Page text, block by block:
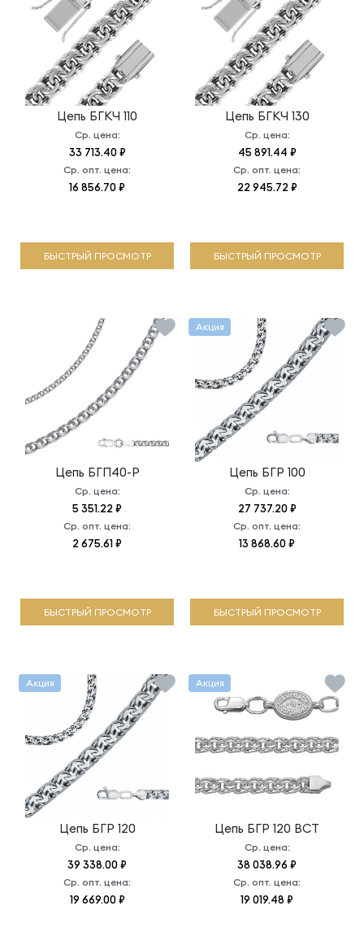
Цепь БГКЧ 110
Ср. цена:
33 713.40 ₽
Ср. опт. цена:
16 856.70 ₽
БЫСТРЫЙ ПРОСМОТР
Цепь БГКЧ 130
Ср. цена:
45 891.44 ₽
Ср. опт. цена:
22 945.72 ₽
БЫСТРЫЙ ПРОСМОТР
Цепь БГП40-Р
Ср. цена:
5 351.22 ₽
Ср. опт. цена:
2 675.61 ₽
БЫСТРЫЙ ПРОСМОТР
Цепь БГР 100
Ср. цена:
27 737.20 ₽
Ср. опт. цена:
13 868.60 ₽
Акция
БЫСТРЫЙ ПРОСМОТР
Цепь БГР 120
Ср. цена:
39 338.00 ₽
Ср. опт. цена:
19 669.00 ₽
Акция
Цепь БГР 120 ВСТ
Ср. цена:
38 038.96 ₽
Ср. опт. цена:
19 019.48 ₽
Акция